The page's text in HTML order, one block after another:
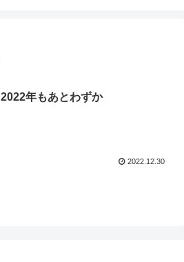
2022年もあとわずか
2022.12.30